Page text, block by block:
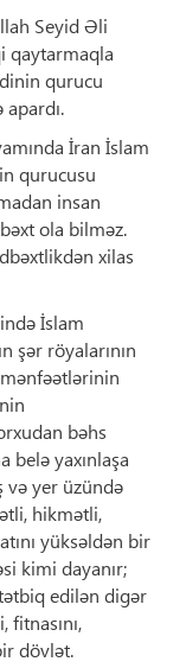
Seyid Əli
qaytarmaqla
qurucu
İran İslam
qurucusu
insan
ola bilməz.
xilas
İslam
şər röyalarının
bəhs
belə yaxınlaşa
və yer üzündə
hikmətli,
yüksəldən bir
kimi dayanır;
edilən digər
dövlət.